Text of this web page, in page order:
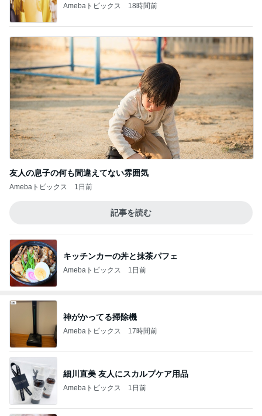
Amebaトピックス 18時間前
友人の息子の何も間違えてない雰囲気
Amebaトピックス 1日前
記事を読む
キッチンカーの丼と抹茶パフェ
Amebaトピックス 1日前
神がかってる掃除機
Amebaトピックス 17時間前
細川直美 友人にスカルプケア用品
Amebaトピックス 1日前